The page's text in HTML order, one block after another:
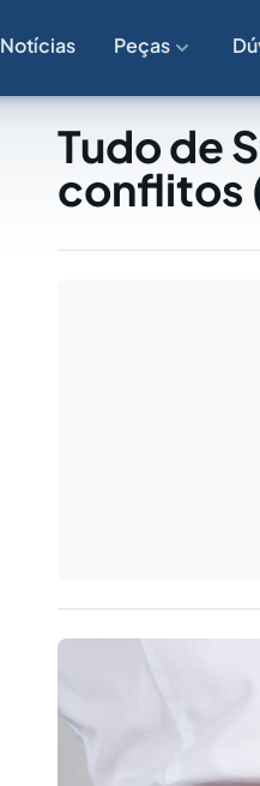
Notícias Peças
Tudo de
conflitos